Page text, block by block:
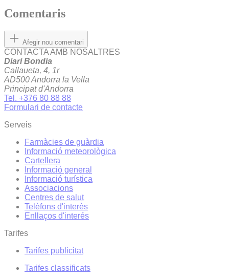
Comentaris
Afegir nou comentari
CONTACTA AMB NOSALTRES
Diari Bondia
Callaueta, 4, 1r
AD500 Andorra la Vella
Principat d'Andorra
Tel. +376 80 88 88
Formulari de contacte
Serveis
Farmàcies de guàrdia
Informació meteorològica
Cartellera
Informació general
Informació turística
Associacions
Centres de salut
Telèfons d'interès
Enllaços d'interés
Tarifes
Tarifes publicitat
Tarifes classificats